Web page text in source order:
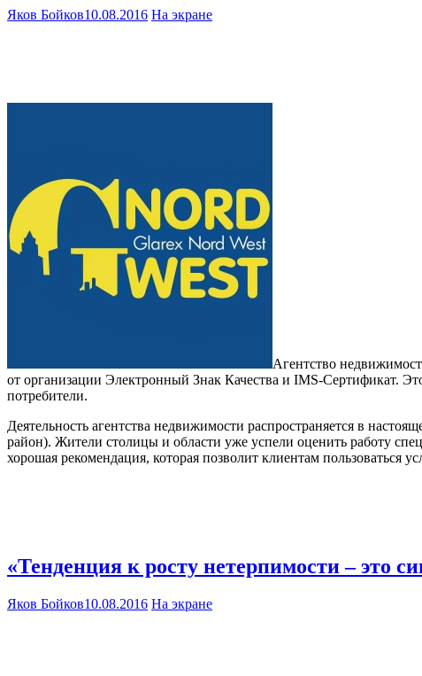
Яков Бойков10.08.2016 На экране
Агентство
от организации Электронный Знак Качества и IMS-Сертификат.
потребители.
Деятельность агентства недвижимости распространяется в
район). Жители столицы и области уже успели оценить работу
хорошая рекомендация, которая позволит клиентам пользоваться
«Тенденция к росту нетерпимости – это
Яков Бойков10.08.2016 На экране